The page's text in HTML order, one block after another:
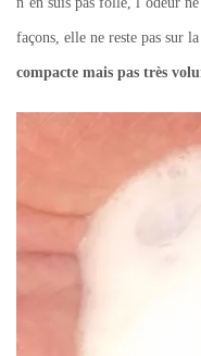
façons, elle ne reste pas sur
compacte mais pas très